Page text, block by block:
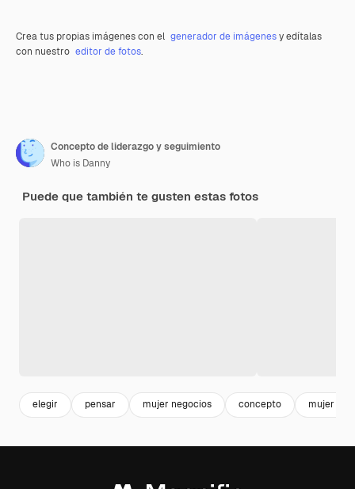
Crea tus propias imágenes con el generador de imágenesy edítalas
con nuestro editor de fotos.
Concepto de liderazgo y seguimiento
Who is Danny
Puede que también te gusten estas fotos
elegir pensar mujer negocios concepto mujer